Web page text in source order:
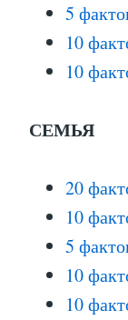
5
10
10
СЕМЬЯ
20
10
5
10
10